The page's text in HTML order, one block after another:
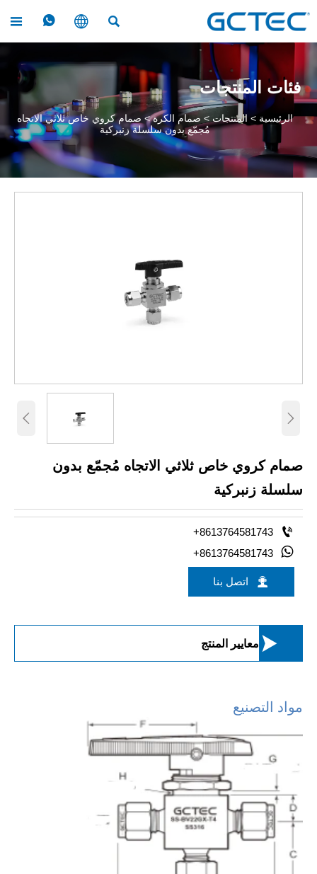




فئات المنتجات
الرئيسية >المنتجات > صمام الكرة> صمام كروي خاص ثلاثي الاتجاه
مُجمّع بدون سلسلة زنبركية
 
صمام كروي خاص ثلاثي الاتجاه مُجمّع بدون
سلسلة زنبركية

+8613764581743

+8613764581743
 اتصل بنا
 معايير المنتج
مواد التصنيع